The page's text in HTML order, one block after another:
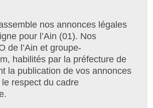
nos annonces légales
pour l’Ain (01). Nos
de l’Ain et groupe-
habilités par la préfecture de
la publication de vos annonces
respect du cadre